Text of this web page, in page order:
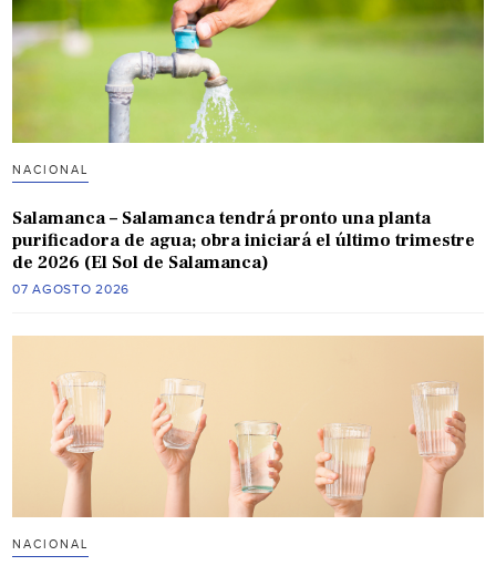
NACIONAL
Salamanca – Salamanca tendrá pronto una planta
purificadora de agua; obra iniciará el último trimestre
de 2026 (El Sol de Salamanca)
07 AGOSTO 2026
NACIONAL